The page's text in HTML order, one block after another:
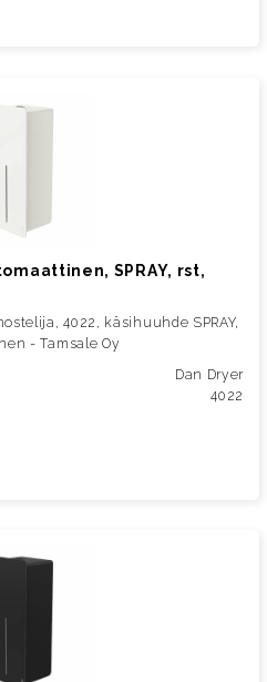
SPRAY, rst,
4022, käsihuuhde SPRAY,
- Tamsale Oy
Dan Dryer
4022